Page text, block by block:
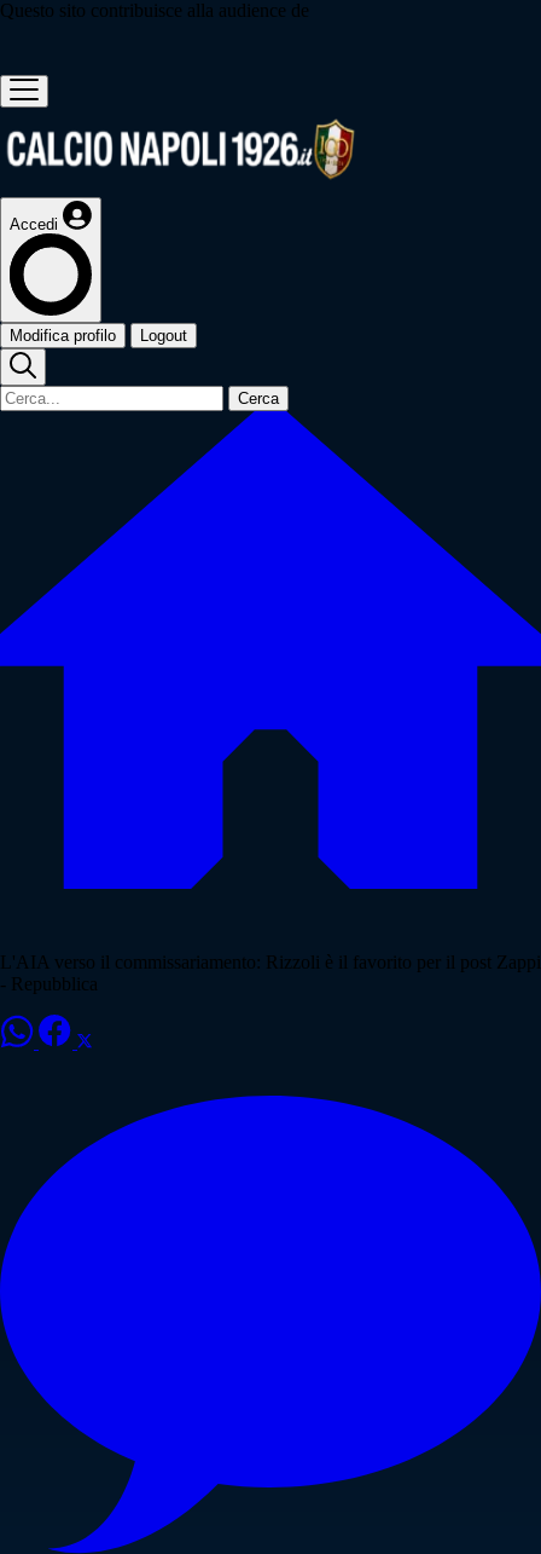
Questo sito contribuisce alla audience de
Accedi
Modifica profilo Logout
Cerca
L'AIA verso il commissariamento: Rizzoli è il favorito per il post Zappi
- Repubblica